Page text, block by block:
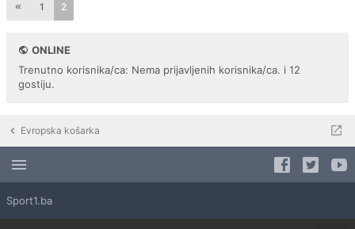
1 2
ONLINE
Trenutno korisnika/ca: Nema prijavljenih korisnika/ca. i 12
gostiju.
Evropska košarka
Sport1.ba